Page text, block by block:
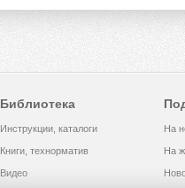
Библиотека
Инструкции, каталоги
Книги, технорматив
Видео
На
На